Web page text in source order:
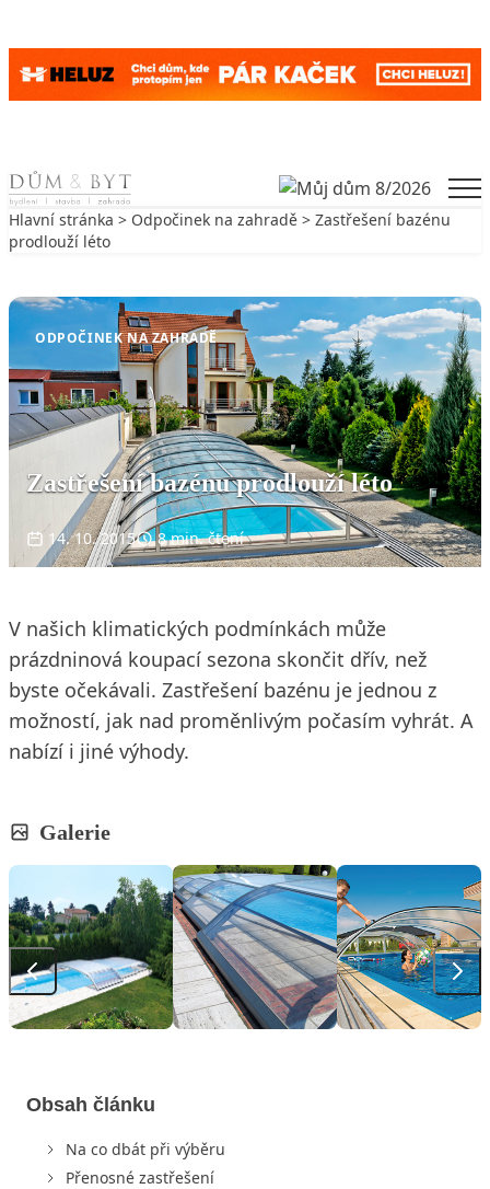
Skip to content
Hlavní stránka > Odpočinek na zahradě > Zastřešení bazénu
prodlouží léto
ODPOČINEK NA ZAHRADĚ
Zastřešení bazénu prodlouží léto
14. 10. 2015 8 min. čtení
V našich klimatických podmínkách může
prázdninová koupací sezona skončit dřív, než
byste očekávali. Zastřešení bazénu je jednou z
možností, jak nad proměnlivým počasím vyhrát. A
nabízí i jiné výhody.
Galerie
Obsah článku
Na co dbát při výběru
Přenosné zastřešení